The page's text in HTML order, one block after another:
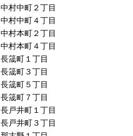
中村中町２丁目
中村中町４丁目
中村本町２丁目
中村本町４丁目
長筬町１丁目
長筬町３丁目
長筬町５丁目
長筬町７丁目
長戸井町１丁目
長戸井町３丁目